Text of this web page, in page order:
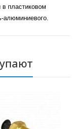
пластиковом
алюминиевого.